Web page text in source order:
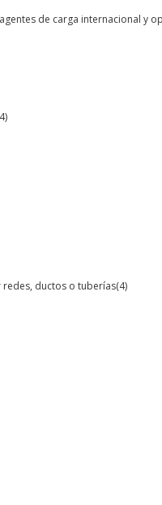
de carga internacional y
ductos o tuberías(4)